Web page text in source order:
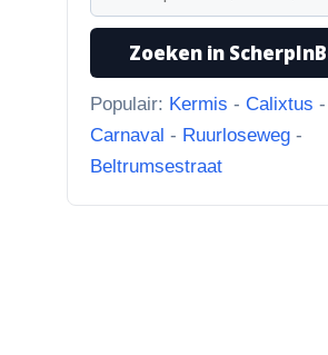
deze foto is genomen,
Zoeken in
Populair: Kermis - Calixtus -
Carnaval - Ruurloseweg -
Beltrumsestraat